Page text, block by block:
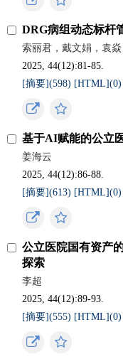
DRG病组动态标杆
索丽君，戴文娟，袁
2025, 44(12):81-85.
[摘要](598) [HTML](0)
基于AI赋能的公立
姜海云
2025, 44(12):86-88.
[摘要](613) [HTML](0)
公立医院国有资产
探索
李超
2025, 44(12):89-93.
[摘要](555) [HTML](0)